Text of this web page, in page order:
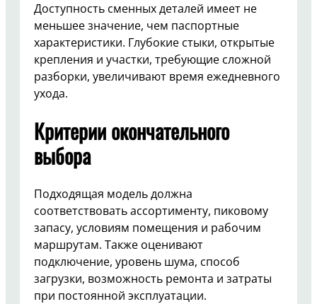
Доступность сменных деталей имеет не
меньшее значение, чем паспортные
характеристики. Глубокие стыки, открытые
крепления и участки, требующие сложной
разборки, увеличивают время ежедневного
ухода.
Критерии окончательного
выбора
Подходящая модель должна
соответствовать ассортименту, пиковому
запасу, условиям помещения и рабочим
маршрутам. Также оценивают
подключение, уровень шума, способ
загрузки, возможность ремонта и затраты
при постоянной эксплуатации.